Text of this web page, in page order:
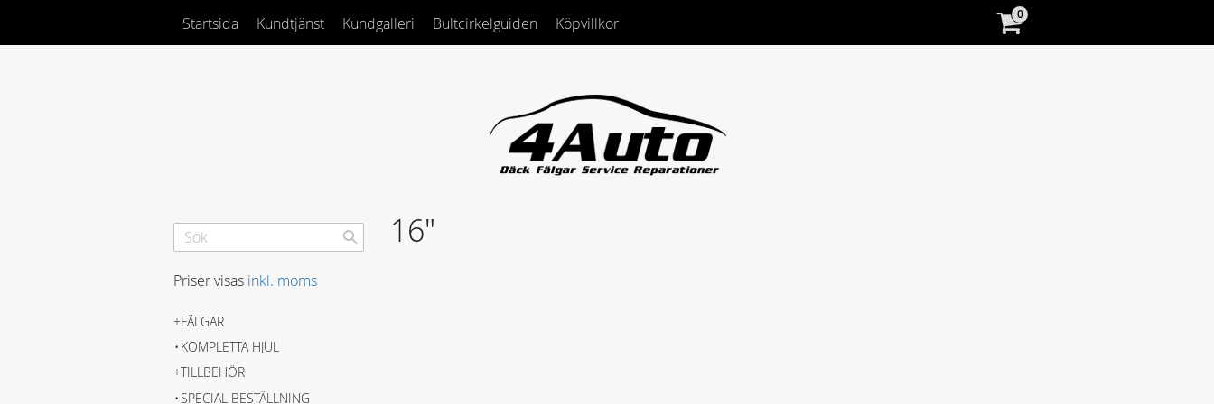
Startsida Kundtjänst Kundgalleri Bultcirkelguiden Köpvillkor
16"
Priser visas inkl. moms
FÄLGAR
KOMPLETTA HJUL
TILLBEHÖR
SPECIAL BESTÄLLNING